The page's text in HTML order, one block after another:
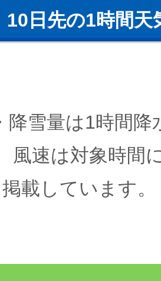
10日先の1時間天
雪量は1時間降
風速は対象時間
掲載しています。